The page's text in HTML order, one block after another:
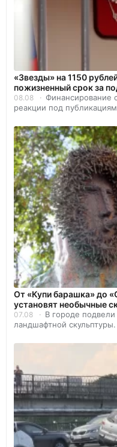
«Звезды» на 1150
пожизненный срок за
08.08
Финансирование
реакции под
От «Купи барашка» до
установят необычные
07.08
В городе
ландшафтной скульптуры.